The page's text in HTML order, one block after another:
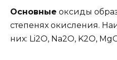
Основные оксиды
степенях окисления.
них: Li2O, Na2O, K2O,